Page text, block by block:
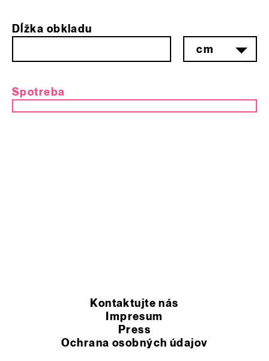
Dĺžka obkladu
cm
Spotreba
Kontaktujte nás
Impresum
Press
Ochrana osobných údajov